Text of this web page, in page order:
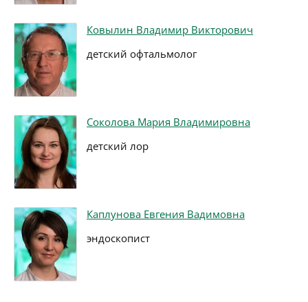
Ковылин Владимир Викторович
детский офтальмолог
Соколова Мария Владимировна
детский лор
Каплунова Евгения Вадимовна
эндоскопист